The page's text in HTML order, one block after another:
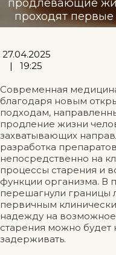
продлевающие
проходят
27.04.2025
|
19:25
Современная
благодаря новым
подходам,
продление жизни
захватывающих
разработка
непосредственно на
процессы старения и
функции организма. В
перешагнули границы
первичным
надежду на
старения можно будет
задерживать.